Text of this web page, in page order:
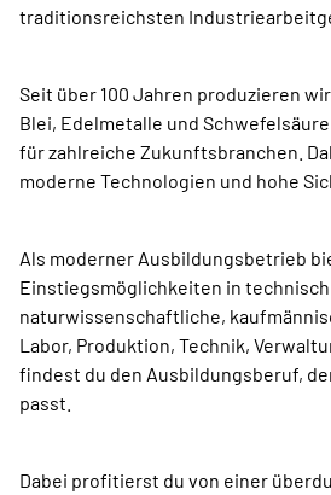
traditionsreichsten
Seit über 100 Jahren produzieren
Blei, Edelmetalle und
für zahlreiche Zukunftsbranchen.
moderne Technologien und hohe
Als moderner Ausbildungsbetrieb
Einstiegsmöglichkeiten in
naturwissenschaftliche,
Labor, Produktion, Technik,
findest du den Ausbildungsberuf,
passt.
Dabei profitierst du von einer